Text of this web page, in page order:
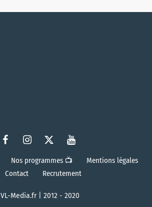
Nos programmes 📺
Mentions légales
Contact
Recrutement
VL-Media.fr | 2012 - 2020